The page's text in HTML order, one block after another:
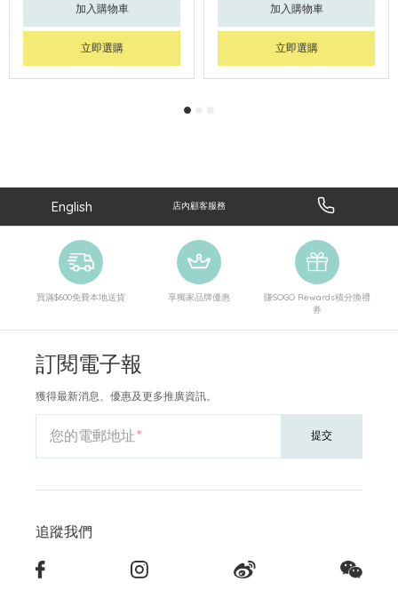
加入購物車
立即選購
加入購物車
立即選購
English 店內顧客服務
買滿$600免費本地送貨 享獨家品牌優惠
賺SOGO Rewards積分換禮
券
訂閱電子報
獲得最新消息、優惠及更多推廣資訊。
您的電郵地址 提交
追蹤我們